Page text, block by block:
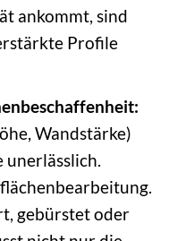
ankommt, sind
Profile
Wandstärke)
unerlässlich.
gebürstet oder